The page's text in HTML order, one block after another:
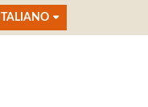
ITALIANO